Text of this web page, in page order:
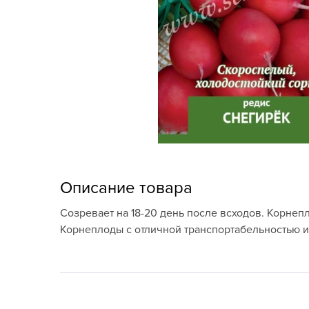
Комнатные горшечные
Лук-севок, чеснок
многолетники Весна
Новогодняя продукция
Описание товара
Созревает на 18-20 день после всходов.
Корнеплоды с отличной транспортабельностью